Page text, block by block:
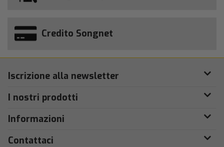
Credito Songnet
Iscrizione alla newsletter
I nostri prodotti
Informazioni
Contattaci